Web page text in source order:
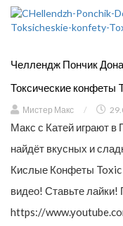
Челлендж Пончик
Токсические конфеты
Мистер Макс /
Макс с Катей играют
найдёт вкусных и
Кислые Конфеты Toxic
видео! Ставьте
https://